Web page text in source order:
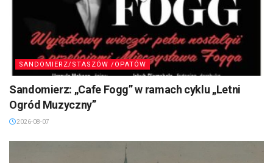
SANDOMIERZ/STASZÓW /OPATÓW
Sandomierz: „Cafe Fogg” w ramach cyklu „Letni
Ogród Muzyczny”
2026-08-07